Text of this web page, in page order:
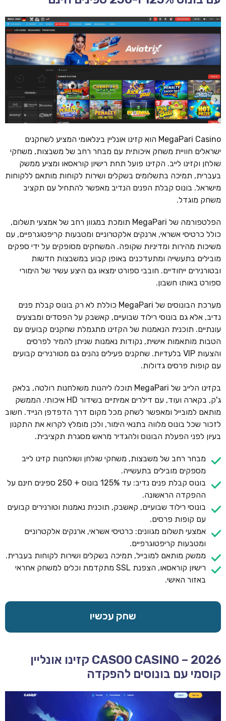
MegaPari Casino הוא קזינו אונליין בינלאומי המציע לשחקנים
ישראלים חוויית משחק איכותית עם מבחר רחב של משבצות, משחקי
שולחן וקזינו לייב. הקזינו פועל תחת רישיון קוראסאו ומציע ממשק
בעברית, תמיכה בתשלומים בשקלים ושירות לקוחות מותאם ללקוחות
מישראל. בונוס קבלת הפנים הנדיב מאפשר להתחיל עם תקציב
משחק מוגדל.
הפלטפורמה של MegaPari תומכת במגוון רחב של אמצעי תשלום,
כולל כרטיסי אשראי, ארנקים אלקטרוניים ומטבעות קריפטוגרפיים, עם
משיכות מהירות ומדיניות שקופה. המשחקים מסופקים על ידי ספקים
מובילים בתעשייה ומתעדכנים באופן קבוע במשבצות חדשות
ובטורנירים ייחודיים. חובבי ספורט ימצאו גם היצע עשיר של הימורי
ספורט באותו חשבון.
מערכת הבונוסים של MegaPari כוללת לא רק בונוס קבלת פנים
נדיב, אלא גם בונוסי רילוד שבועיים, קאשבק על הפסדים ומבצעים
עונתיים. תוכנית הנאמנות של הקזינו מתגמלת שחקנים קבועים עם
הטבות מותאמות אישית, נקודות נאמנות שניתן להמיר לפרסים
והצעות VIP בלעדיות. שחקנים פעילים נהנים גם מטורנירים קבועים
עם קופות פרסים גדולות.
בקזינו הלייב של MegaPari תוכלו ליהנות משולחנות רולטה, בלאק
ג'ק, בקארה ועוד, עם דילרים אמיתיים בשידור HD איכותי. הממשק
מותאם למובייל ומאפשר לשחק מכל מקום דרך הדפדפן הנייד. חשוב
לזכור שכל בונוס מלווה בתנאי הימור, ולכן מומלץ לקרוא את התקנון
בעיון לפני הפעלת הבונוס ולהגדיר מראש מסגרת תקציבית.
מבחר רחב של משבצות, משחקי שולחן ושולחנות קזינו לייב
מספקים מובילים בתעשייה.
בונוס קבלת פנים נדיב: עד 125% בונוס + 250 ספינים חינם על
ההפקדה הראשונה.
בונוסי רילוד שבועיים, קאשבק, תוכנית נאמנות וטורנירים קבועים
עם קופות פרסים.
אמצעי תשלום מגוונים: כרטיסי אשראי, ארנקים אלקטרוניים
ומטבעות קריפטוגרפיים.
ממשק מותאם למובייל, תמיכה בשקלים ושירות לקוחות בעברית.
רישיון קוראסאו, הצפנת SSL מתקדמת וכלים למשחק אחראי
באזור האישי.
שחק עכשיו
CASOO CASINO – 2026 קזינו אונליין
קוסמי עם בונוסים להפקדה